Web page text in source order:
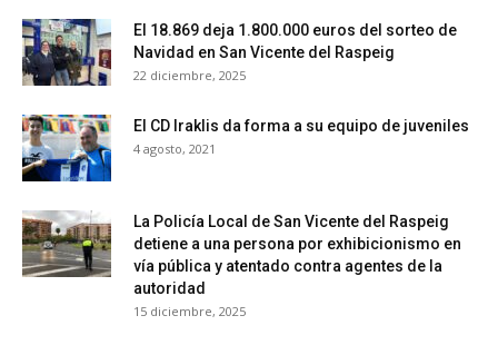
El 18.869 deja 1.800.000 euros del sorteo de
Navidad en San Vicente del Raspeig
22 diciembre, 2025
El CD Iraklis da forma a su equipo de juveniles
4 agosto, 2021
La Policía Local de San Vicente del Raspeig
detiene a una persona por exhibicionismo en
vía pública y atentado contra agentes de la
autoridad
15 diciembre, 2025